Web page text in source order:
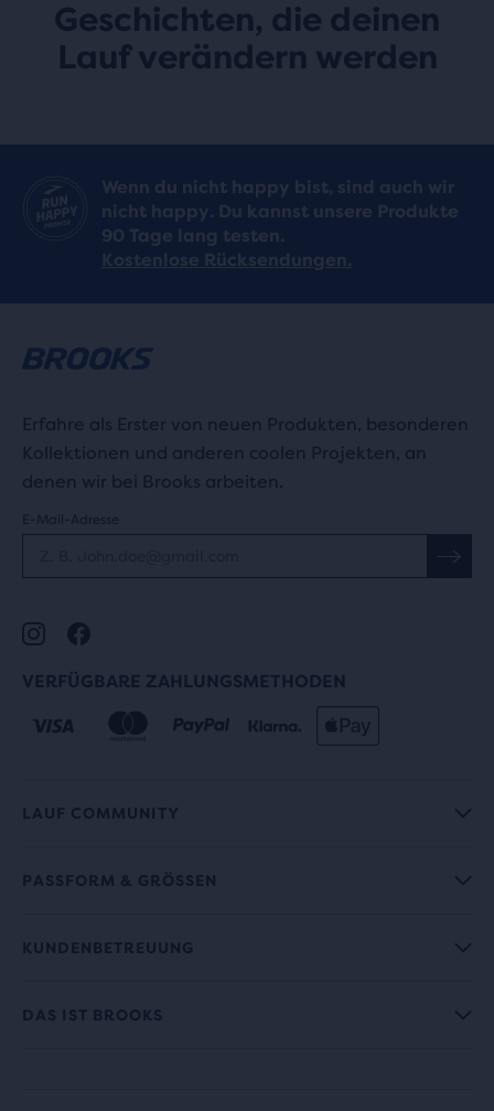
Geschichten, die deinen
Lauf verändern werden
Wenn du nicht happy bist, sind auch wir
nicht happy. Du kannst unsere Produkte
90 Tage lang testen.
Kostenlose Rücksendungen.
Erfahre als Erster von neuen Produkten, besonderen
Kollektionen und anderen coolen Projekten, an
denen wir bei Brooks arbeiten.
E-Mail-Adresse
VERFÜGBARE ZAHLUNGSMETHODEN
LAUF COMMUNITY
PASSFORM & GRÖSSEN
KUNDENBETREUUNG
DAS IST BROOKS